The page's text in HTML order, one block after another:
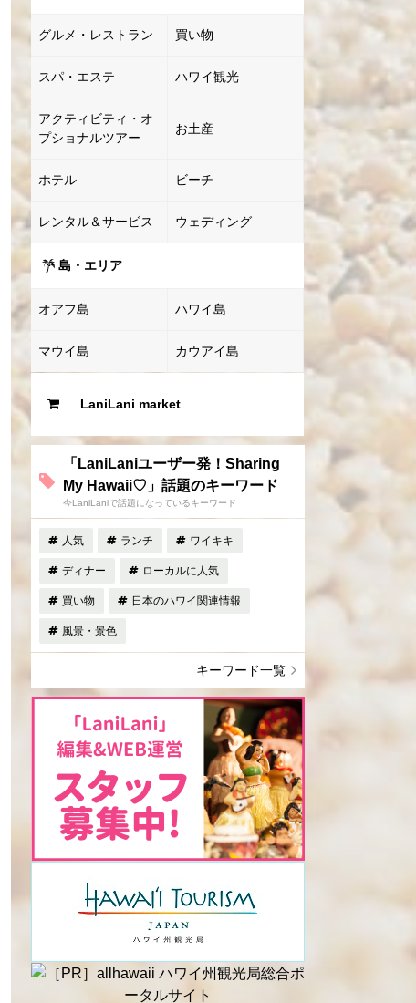
グルメ・レストラン 買い物
スパ・エステ ハワイ観光
アクティビティ・オ
プショナルツアー
お土産
ホテル ビーチ
レンタル＆サービス ウェディング
島・エリア
オアフ島 ハワイ島
マウイ島 カウアイ島
LaniLani market
「LaniLaniユーザー発！Sharing
My Hawaii♡」話題のキーワード
今LaniLaniで話題になっているキーワード
人気 ランチ ワイキキ
ディナー ローカルに人気
買い物 日本のハワイ関連情報
風景・景色
キーワード一覧